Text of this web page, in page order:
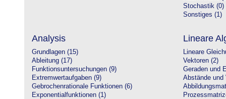
Stochastik (0)
Sonstiges (1)
Analysis
Grundlagen (15)
Ableitung (17)
Funktionsuntersuchungen (9)
Extremwertaufgaben (9)
Gebrochenrationale Funktionen (6)
Exponentialfunktionen (1)
Lineare
Lineare
Vektoren (2)
Geraden und
Abstände und